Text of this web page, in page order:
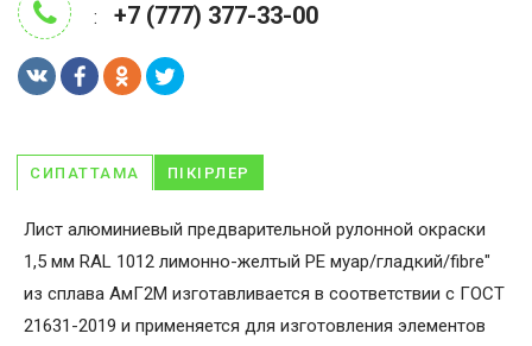
: +7 (777) 377-33-00
СИПАТТАМА ПІКІРЛЕР
Лист алюминиевый предварительной рулонной окраски
1,5 мм RAL 1012 лимонно-желтый PE муар/гладкий/fibre"
из сплава АмГ2М изготавливается в соответствии с ГОСТ
21631-2019 и применяется для изготовления элементов